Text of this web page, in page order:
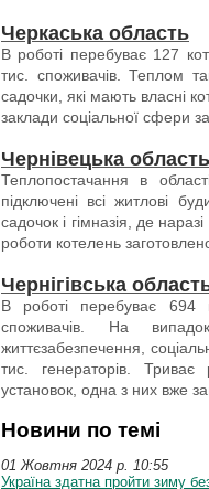
Черкаська область
В роботі перебуває 127
тис. споживачів. Теплом
садочки, які мають власні
заклади соціальної сфери
Чернівецька область
Теплопостачання в
підключені всі житлові
садочок і гімназія, де
роботи котелень
Чернігівська
В роботі перебуває 694
споживачів. На випадок
життєзабезпечення,
тис. генераторів. Триває
установок, одна з них вже
Новини по темі
01 Жовтня 2024 p. 10:55
Україна здатна пройти зиму